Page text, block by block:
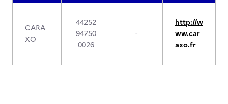
CARA
XO
44252
94750
0026
-
http://w
ww.car
axo.fr